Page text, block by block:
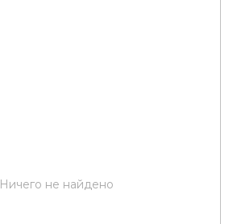
Ничего не найдено